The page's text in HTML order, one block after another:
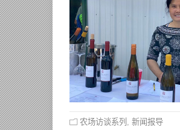
农场访谈系列 新闻报导